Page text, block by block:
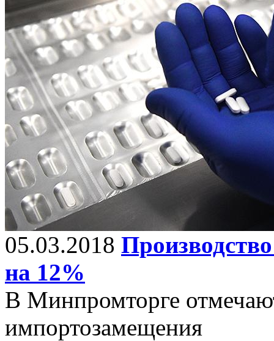
05.03.2018
на 12%
В Минпромторге
импортозамещения